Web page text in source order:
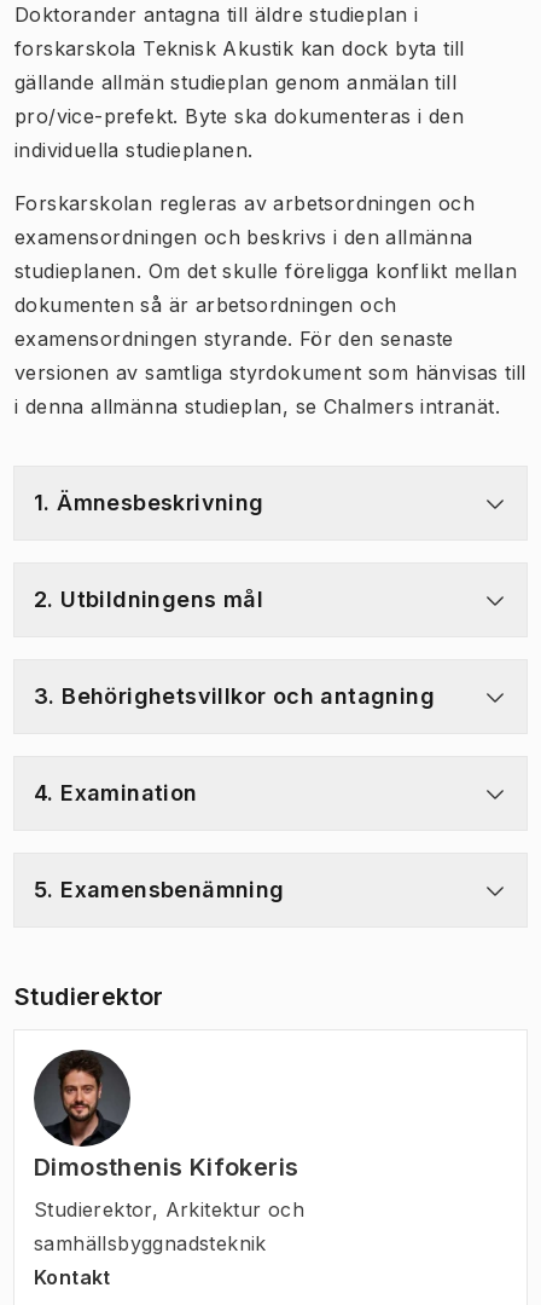
Doktorander antagna till äldre studieplan i
forskarskola Teknisk Akustik kan dock byta till
gällande allmän studieplan genom anmälan till
pro/vice-prefekt. Byte ska dokumenteras i den
individuella studieplanen.
Forskarskolan regleras av arbetsordningen och
examensordningen och beskrivs i den allmänna
studieplanen. Om det skulle föreligga konflikt mellan
dokumenten så är arbetsordningen och
examensordningen styrande. För den senaste
versionen av samtliga styrdokument som hänvisas till
i denna allmänna studieplan, se Chalmers intranät.
1. Ämnesbeskrivning
2. Utbildningens mål
3. Behörighetsvillkor och antagning
4. Examination
5. Examensbenämning
Studierektor
Dimosthenis Kifokeris
Studierektor, Arkitektur och
samhällsbyggnadsteknik
Kontakt